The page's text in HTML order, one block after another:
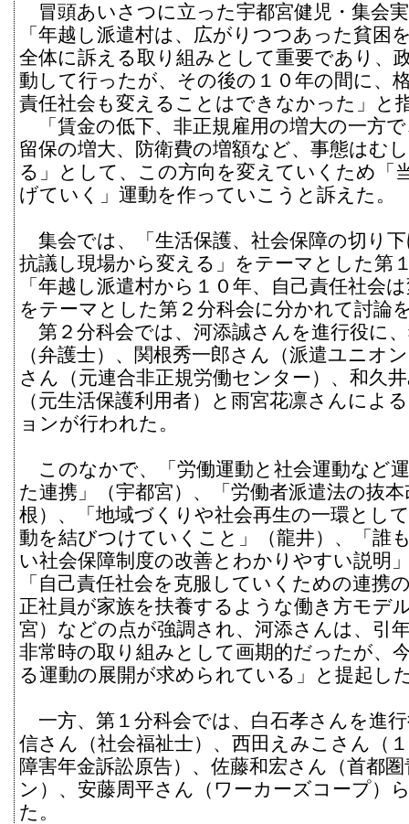
冒頭あいさつに立った宇都宮健児・集会
「年越し派遣村は、広がりつつあった貧困
全体に訴える取り組みとして重要であり、
動して行ったが、その後の１０年の間に、
責任社会も変えることはできなかった」と
「賃金の低下、非正規雇用の増大の一方
留保の増大、防衛費の増額など、事態はむ
る」として、この方向を変えていくため「
げていく」運動を作っていこうと訴えた。
集会では、「生活保護、社会保障の切り
抗議し現場から変える」をテーマとした第
「年越し派遣村から１０年、自己責任社会
をテーマとした第２分科会に分かれて討論
第２分科会では、河添誠さんを進行役に
（弁護士）、関根秀一郎さん（派遣ユニオ
さん（元連合非正規労働センター）、和久
（元生活保護利用者）と雨宮花凛さんによ
ョンが行われた。
このなかで、「労働運動と社会運動など
た連携」（宇都宮）、「労働者派遣法の抜
根）、「地域づくりや社会再生の一環とし
動を結びつけていくこと」（龍井）、「誰
い社会保障制度の改善とわかりやすい説明
「自己責任社会を克服していくための連携
正社員が家族を扶養するような働き方モデ
宮）などの点が強調され、河添さんは、引
非常時の取り組みとして画期的だったが、
る運動の展開が求められている」と提起し
一方、第１分科会では、白石孝さんを進
信さん（社会福祉士）、西田えみこさん（
障害年金訴訟原告）、佐藤和宏さん（首都
ン）、安藤周平さん（ワーカーズコープ）
た。